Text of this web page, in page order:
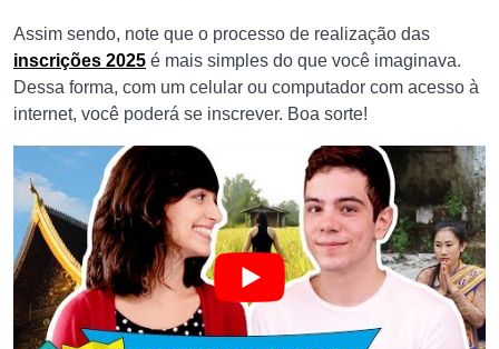
Assim sendo, note que o processo de realização das
inscrições 2025 é mais simples do que você imaginava.
Dessa forma, com um celular ou computador com acesso à
internet, você poderá se inscrever. Boa sorte!